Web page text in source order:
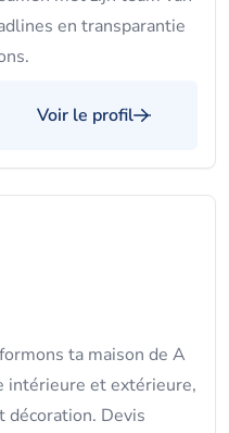
en transparantie
Voir le profil
ta maison de A
intérieure et extérieure,
décoration. Devis